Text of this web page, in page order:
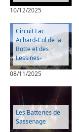
10/12/2025
Circuit Lac
Achard-Col de la
Botte et des
Lessines-
08/11/2025
Les Batteries de
Sassenage